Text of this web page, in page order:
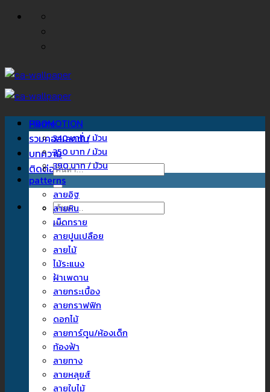
ข้าม
Home
รวมคอลเลคชั่น
บทความ
ติดต่อเรา
ค้นหา:
ค้นหา:
PROMOTION
340 บาท / ม้วน
350 บาท / ม้วน
390 บาท / ม้วน
patterns
ลายอิฐ
ลายหิน
เม็ดทราย
ลายปูนเปลือย
ลายไม้
ไม้ระแนง
ฝ้าเพดาน
ลายกระเบื้อง
ลายกราฟฟิก
ดอกไม้
ลายการ์ตูน/ห้องเด็ก
ท้องฟ้า
ลายทาง
ลายหลุยส์
ลายใบไม้